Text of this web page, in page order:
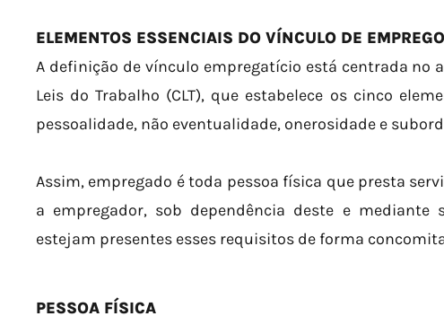
ELEMENTOS ESSENCIAIS DO VÍNCULO DE EMPREGO
A definição de vínculo empregatício está centrada no
Leis do Trabalho (CLT), que estabelece os cinco
pessoalidade, não eventualidade, onerosidade e
Assim, empregado é toda pessoa física que presta
a empregador, sob dependência deste e mediante
estejam presentes esses requisitos de forma
PESSOA FÍSICA